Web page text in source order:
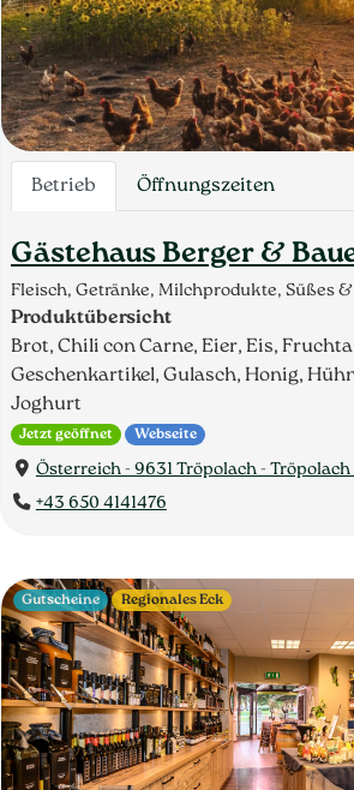
Betrieb Öffnungszeiten
Gästehaus Berger &
Fleisch, Getränke, Milchprodukte, Süßes
Produktübersicht
Brot, Chili con Carne, Eier, Eis,
Geschenkartikel, Gulasch, Honig,
Joghurt
Jetzt geöffnet Webseite
Österreich - 9631 Tröpolach - Tröpolach
+43 650 4141476
Gutscheine Regionales Eck